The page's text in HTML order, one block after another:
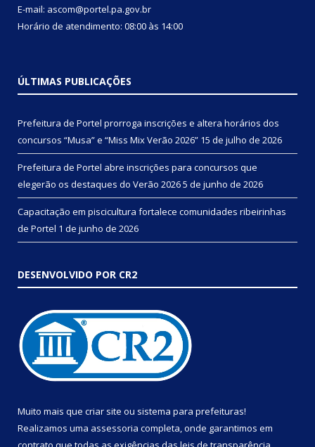
E-mail: ascom@portel.pa.gov.br
Horário de atendimento: 08:00 às 14:00
ÚLTIMAS PUBLICAÇÕES
Prefeitura de Portel prorroga inscrições e altera horários dos
concursos “Musa” e “Miss Mix Verão 2026” 15 de julho de 2026
Prefeitura de Portel abre inscrições para concursos que
elegerão os destaques do Verão 20265 de junho de 2026
Capacitação em piscicultura fortalece comunidades ribeirinhas
de Portel 1 de junho de 2026
DESENVOLVIDO POR CR2
Muito mais que criar site ou sistema para prefeituras!
Realizamos uma assessoria completa, onde garantimos em